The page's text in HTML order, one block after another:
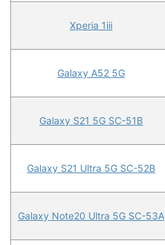
Xperia 1iii
Galaxy A52 5G
Galaxy S21 5G SC-51B
Galaxy S21 Ultra 5G SC-52B
Galaxy Note20 Ultra 5G SC-53A